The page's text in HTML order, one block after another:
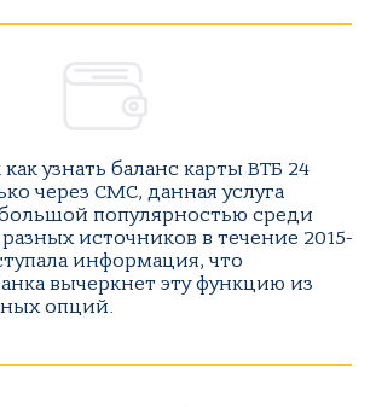
узнать баланс карты ВТБ 24
через СМС, данная услуга
популярностью среди
источников в течение 2015-
информация, что
вычеркнет эту функцию из
опций.